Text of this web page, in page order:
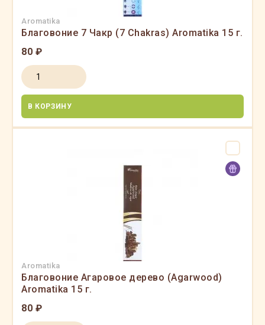
Aromatika
Благовоние 7 Чакр (7 Chakras) Aromatika 15 г.
80 ₽
В КОРЗИНУ
Aromatika
Благовоние Агаровое дерево (Agarwood)
Aromatika 15 г.
80 ₽